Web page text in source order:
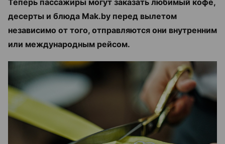
десерты и блюда Mak.by перед вылетом
независимо от того, отправляются они внутренним
или международным рейсом.